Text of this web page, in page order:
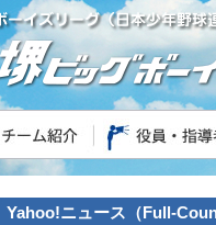
Yahoo!ニュース（Full-